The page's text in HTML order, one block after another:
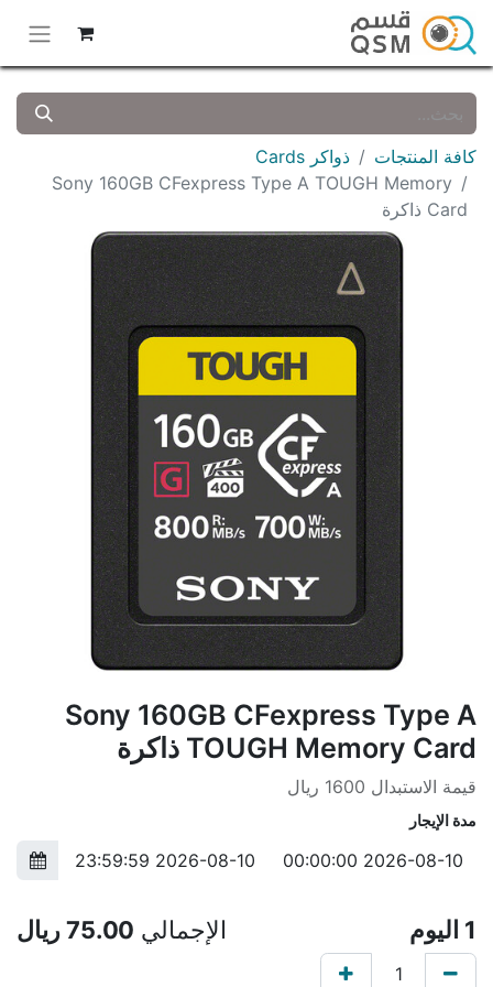
كافة المنتجات
ذواكر Cards
Sony 160GB CFexpress Type A TOUGH Memory
Card ذاكرة
Sony 160GB CFexpress Type A
TOUGH Memory Card ذاكرة
قيمة الاستبدال 1600 ريال
مدة الإيجار
1 اليوم الإجمالي 75.00ريال